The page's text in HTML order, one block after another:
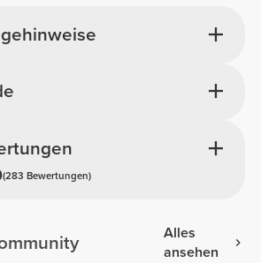
(283 Bewertungen)
Alles
ansehen